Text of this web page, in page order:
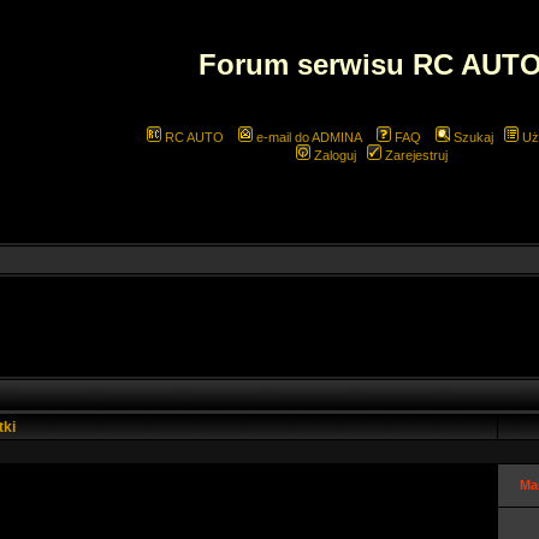
Forum serwisu RC
RC AUTO e-mail do ADMINA FAQ Szukaj
Zaloguj
Zarejestruj